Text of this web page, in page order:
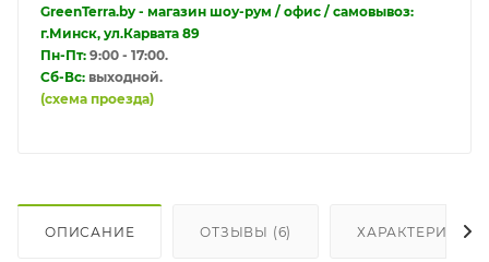
GreenTerra.by - магазин шоу-рум / офис / самовывоз:
г.Минск, ул.Карвата 89
Пн-Пт: 9:00 - 17:00.
Сб-Вс: выходной.
(схема проезда)
ОПИСАНИЕ ОТЗЫВЫ (6)